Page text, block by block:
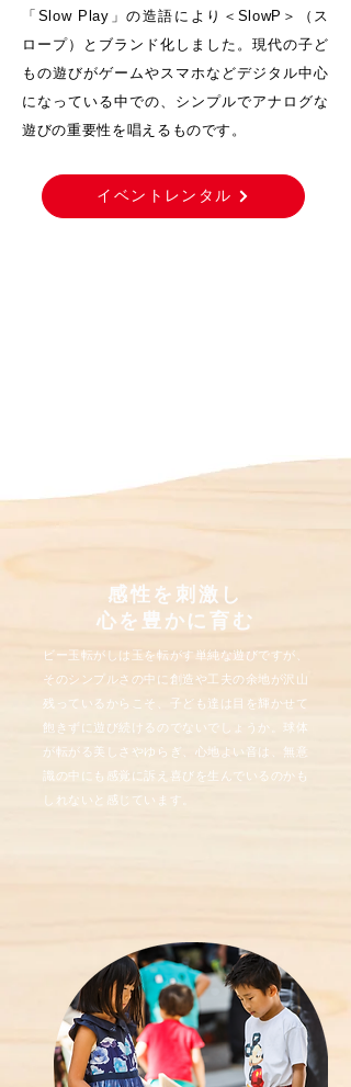
「Slow Play」の造語により＜SlowP＞（ス
ロープ）とブランド化しました。現代の子ど
もの遊びがゲームやスマホなどデジタル中心
になっている中での、シンプルでアナログな
遊びの重要性を唱えるものです。
イベントレンタル
ビー玉転がしは玉を転がす単純な遊びですが、
そのシンプルさの中に創造や工夫の余地が沢山
残っているからこそ、子ども達は目を輝かせて
飽きずに遊び続けるのでないでしょうか。球体
が転がる美しさやゆらぎ、心地よい音は、無意
識の中にも感覚に訴え喜びを生んでいるのかも
しれないと感じています。
感性を刺激し
心を豊かに育む